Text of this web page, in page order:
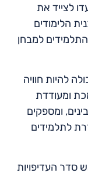
לצייד את
הלימודים
למבחן
להיות חוויה
ומעודדת
ומספקים
לתלמידים
סדר העדיפויות